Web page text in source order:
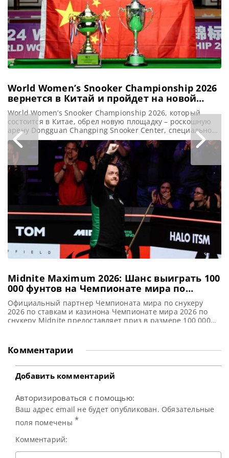
Спортсмен,
занимающий 74-е
место в мировом
рейтинге,
продемонстрировал
многообещающие
World Women’s Snooker Championship 2026
вернется в Китай и пройдет на новой
арене
World Women’s Snooker Championship 2026, который
состоится в Китае, обрел новую площадку – роскошную
арену Dongguan Changping Snooker Center, специально
возведенную для этого турнира, сообщает
totallysnookered Ожидается, что предстоящий World
Women’s Snooker Championship 2026 станет наиболее
значимым и впечатляющим за всю его историю. Совсем
недавно было объявлено, что в 2026 году турнир пройдет
в китайском
Midnite Maximum 2026: Шанс выиграть 100
000 фунтов на Чемпионате мира по
снукеру
Официальный партнер Чемпионата мира по снукеру
2026 по ставкам и казинона Чемпионате мира 2026 по
снукеру Midnite предоставляет приз в размере 100 000
кардинально изменить всё! На Чемпионате мира по
снукеру 2026 вновь стартует акция Midnite Maximum.
Участникам предлагается шанс выиграть
Комментарии
Добавить комментарий
Авторизироваться с помощью:
Ваш адрес email не будет опубликован. Обязательные
поля помечены *
Комментарий: